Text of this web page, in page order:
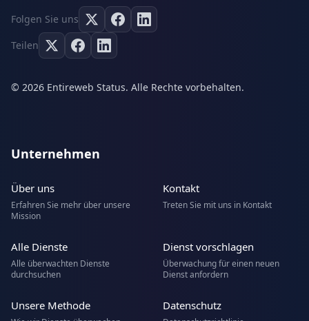
Folgen Sie uns
Teilen
© 2026 Entireweb Status. Alle Rechte vorbehalten.
Unternehmen
Über uns
Erfahren Sie mehr über unsere
Mission
Kontakt
Treten Sie mit uns in Kontakt
Alle Dienste
Alle überwachten Dienste
durchsuchen
Dienst vorschlagen
Überwachung für einen neuen
Dienst anfordern
Unsere Methode Datenschutz